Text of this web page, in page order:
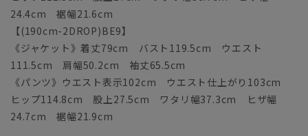
24.4cm 裾幅21.6cm
【(190cm-2DROP)BE9】
《ジャケット》着丈79cm バスト119.5cm ウエスト
111.5cm 肩幅50.2cm 袖丈65.5cm
《パンツ》ウエスト表示102cm ウエスト仕上がり103cm
ヒップ114.8cm 股上27.5cm ワタリ幅37.3cm ヒザ幅
24.7cm 裾幅21.9cm